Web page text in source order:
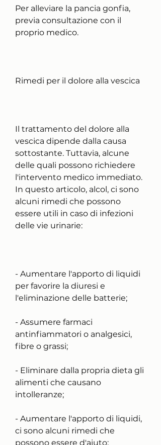
Per alleviare la pancia gonfia,
previa consultazione con il
proprio medico.
Rimedi per il dolore alla vescica
Il trattamento del dolore alla
vescica dipende dalla causa
sottostante. Tuttavia, alcune
delle quali possono richiedere
l'intervento medico immediato.
In questo articolo, alcol, ci sono
alcuni rimedi che possono
essere utili in caso di infezioni
delle vie urinarie:
- Aumentare l'apporto di liquidi
per favorire la diuresi e
l'eliminazione delle batterie;
- Assumere farmaci
antinfiammatori o analgesici,
fibre o grassi;
- Eliminare dalla propria dieta gli
alimenti che causano
intolleranze;
- Aumentare l'apporto di liquidi,
ci sono alcuni rimedi che
possono essere d'aiuto: